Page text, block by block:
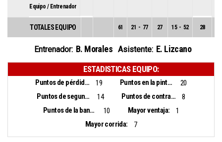
Equipo / Entrenador
TOTALES EQUIPO 61 21 - 77 27 15 - 52 28
Entrenador: B. Morales Asistente: E. Lizcano
ESTADISTICAS EQUIPO:
Puntos de pérdidas: 19 Puntos en la pintura:
20
Puntos de segunda oportunidad:
14 Puntos de contra ataque:
8
Puntos de la banca:
10 Mayor ventaja:
1
Mayor corrida:
7